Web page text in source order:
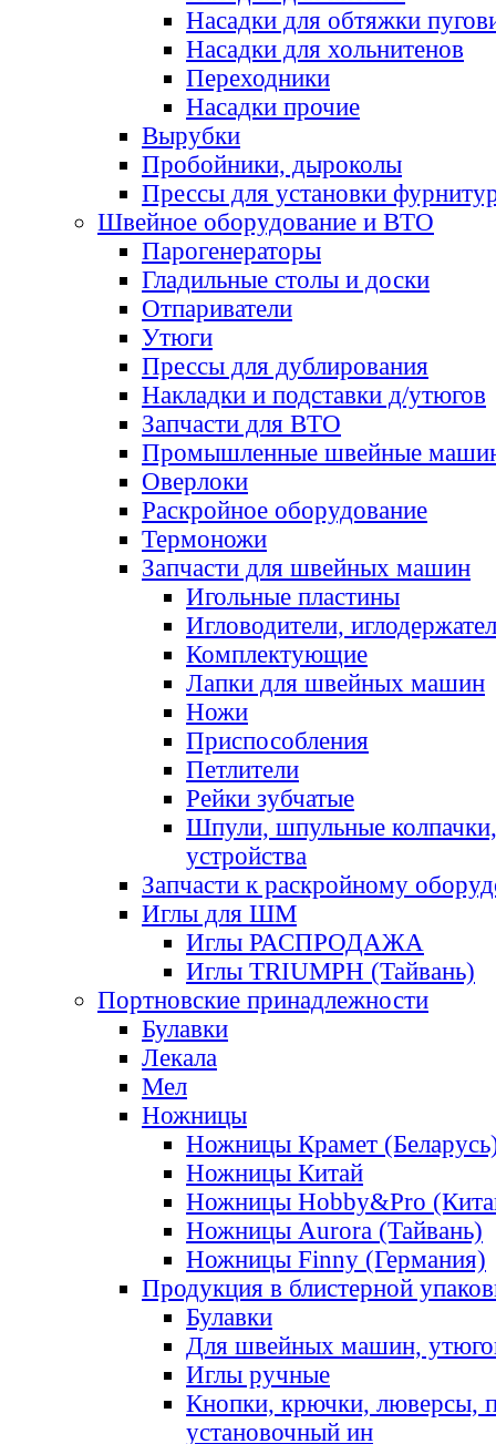
Насадки для обтяжки
Насадки для хольнитенов
Переходники
Насадки прочие
Вырубки
Пробойники, дыроколы
Прессы для установки
Швейное оборудование и ВТО
Парогенераторы
Гладильные столы и доски
Отпариватели
Утюги
Прессы для дублирования
Накладки и подставки д/утюгов
Запчасти для ВТО
Промышленные швейные
Оверлоки
Раскройное оборудование
Термоножи
Запчасти для швейных машин
Игольные пластины
Игловодители,
Комплектующие
Лапки для швейных машин
Ножи
Приспособления
Петлители
Рейки зубчатые
Шпули, шпульные
устройства
Запчасти к раскройному
Иглы для ШМ
Иглы РАСПРОДАЖА
Иглы TRIUMPH (Тайвань)
Портновские принадлежности
Булавки
Лекала
Мел
Ножницы
Ножницы Крамет
Ножницы Китай
Ножницы Hobby&Pro
Ножницы Aurora (Тайвань)
Ножницы Finny (Германия)
Продукция в блистерной
Булавки
Для швейных машин,
Иглы ручные
Кнопки, крючки, люверсы,
установочный ин